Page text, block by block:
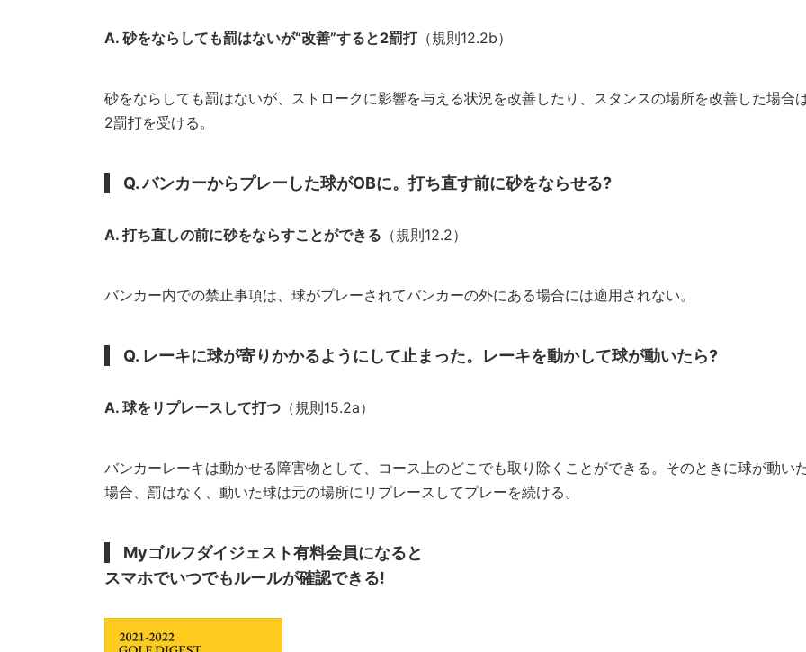
A. 砂をならしても罰はないが“改善”すると2罰打（規則12.2b）
砂をならしても罰はないが、ストロークに影響を与える状況を改善したり、スタンスの場所を改善した場合
2罰打を受ける。
Q. バンカーからプレーした球がOBに。打ち直す前に砂をならせる?
A. 打ち直しの前に砂をならすことができる （規則12.2）
バンカー内での禁止事項は、球がプレーされてバンカーの外にある場合には適用されない。
Q. レーキに球が寄りかかるようにして止まった。レーキを動かして球が動いたら?
A. 球をリプレースして打つ （規則15.2a）
バンカーレーキは動かせる障害物として、コース上のどこでも取り除くことができる。そのときに球が動い
場合、罰はなく、動いた球は元の場所にリプレースしてプレーを続ける。
Myゴルフダイジェスト有料会員になると
スマホでいつでもルールが確認できる!